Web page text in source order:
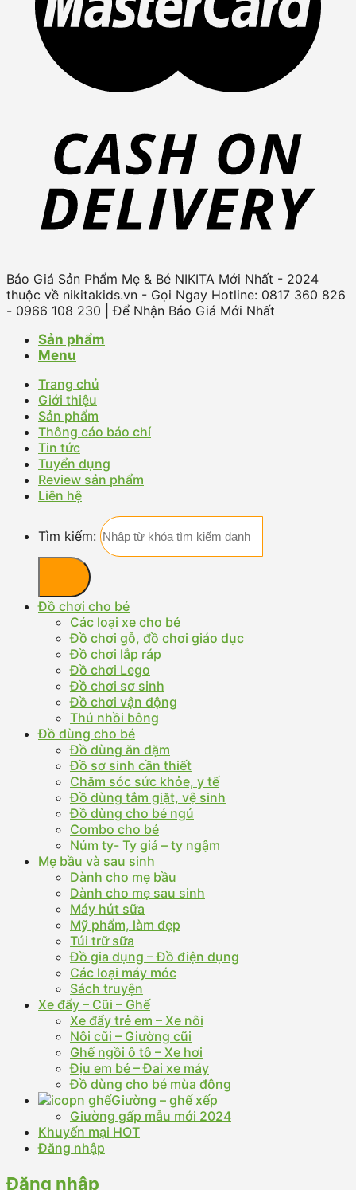
Báo Giá Sản Phẩm Mẹ & Bé NIKITA Mới Nhất - 2024
thuộc về nikitakids.vn - Gọi Ngay Hotline: 0817 360 826
- 0966 108 230 | Để Nhận Báo Giá Mới Nhất
Sản phẩm
Menu
Trang chủ
Giới thiệu
Sản phẩm
Thông cáo báo chí
Tin tức
Tuyển dụng
Review sản phẩm
Liên hệ
Tìm kiếm:
Đồ chơi cho bé
Các loại xe cho bé
Đồ chơi gỗ, đồ chơi giáo dục
Đồ chơi lắp ráp
Đồ chơi Lego
Đồ chơi sơ sinh
Đồ chơi vận động
Thú nhồi bông
Đồ dùng cho bé
Đồ dùng ăn dặm
Đồ sơ sinh cần thiết
Chăm sóc sức khỏe, y tế
Đồ dùng tắm giặt, vệ sinh
Đồ dùng cho bé ngủ
Combo cho bé
Núm ty- Ty giả – ty ngậm
Mẹ bầu và sau sinh
Dành cho mẹ bầu
Dành cho mẹ sau sinh
Máy hút sữa
Mỹ phẩm, làm đẹp
Túi trữ sữa
Đồ gia dụng – Đồ điện dụng
Các loại máy móc
Sách truyện
Xe đẩy – Cũi – Ghế
Xe đẩy trẻ em – Xe nôi
Nôi cũi – Giường cũi
Ghế ngồi ô tô – Xe hơi
Địu em bé – Đai xe máy
Đồ dùng cho bé mùa đông
Giường – ghế xếp
Giường gấp mẫu mới 2024
Khuyến mại HOT
Đăng nhập
Đăng nhập